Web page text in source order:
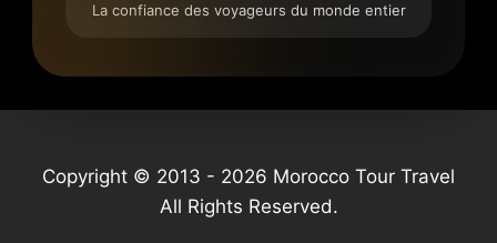
La confiance des voyageurs du monde entier
Copyright © 2013 - 2026 Morocco Tour Travel
All Rights Reserved.